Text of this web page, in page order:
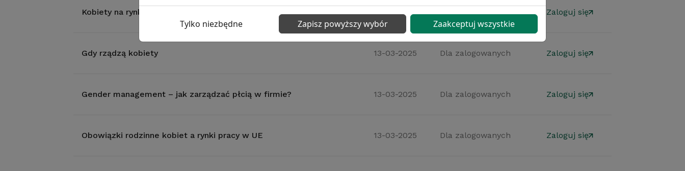
Kobiety na rynku pracy. Czy są powody do niepokoju? 13-03-2025 Dla zalogowanych Zaloguj się
Gdy rządzą kobiety 13-03-2025 Dla zalogowanych Zaloguj się
Gender management – jak zarządzać płcią w firmie? 13-03-2025 Dla zalogowanych Zaloguj się
Obowiązki rodzinne kobiet a rynki pracy w UE 13-03-2025 Dla zalogowanych Zaloguj się
Tylko niezbędne Zapisz powyższy wybór Zaakceptuj wszystkie